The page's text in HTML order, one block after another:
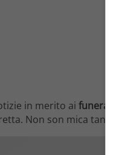
in merito ai funerali
Non son mica